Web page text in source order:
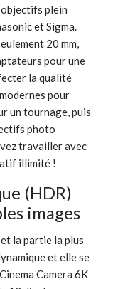
plein
et Sigma.
20 mm,
pour une
la qualité
pour
un tournage, puis
photo
travailler avec
illimité !
(HDR)
images
la partie la plus
et elle se
Camera 6K